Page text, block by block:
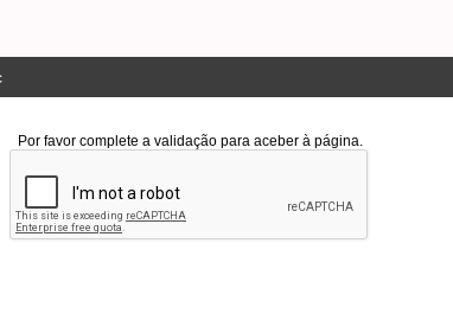
Por favor complete a validação para aceber à página.